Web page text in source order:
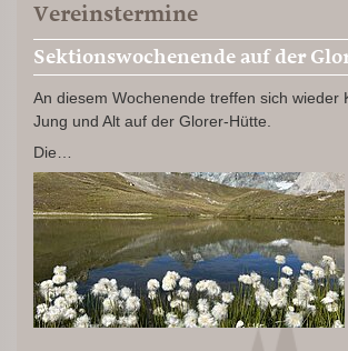
Vereinstermine
Sektionswochenende auf der
An diesem Wochenende treffen sich wieder
Jung und Alt auf der Glorer-Hütte.
Die…